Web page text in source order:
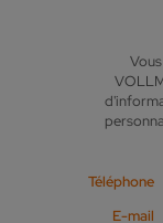
Téléphone
E-mail